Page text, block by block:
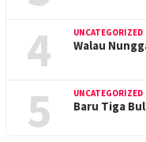
4 UNCATEGORIZED
Walau
5 UNCATEGORIZED
Baru Tiga